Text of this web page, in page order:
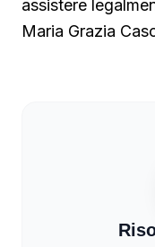
assistere
Maria Grazia